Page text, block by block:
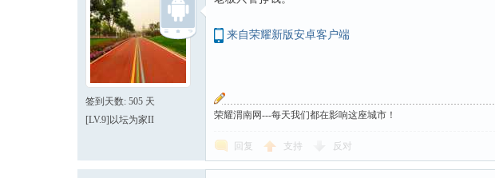
签到天数: 505 天
[LV.9]以坛为家II
来自荣耀新版安卓客户端
荣耀渭南网---每天我们都在影响这座城市！
回复 支持 反对